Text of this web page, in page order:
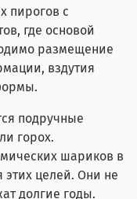
пирогов с
где основой
размещение
вздутия
подручные
горох.
шариков в
этих целей. Они не
долгие годы.